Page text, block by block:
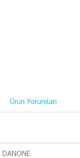
Ürün Yorumları
DANONE